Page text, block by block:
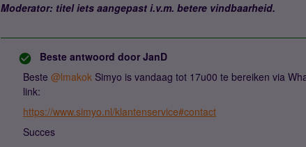
Moderator: titel iets aangepast i.v.m. betere vindbaarheid.
Beste antwoord door JanD
Beste ​ @lmakok Simyo is vandaag tot 17u00 te bereiken via
link:
https://www.simyo.nl/klantenservice#contact
Succes